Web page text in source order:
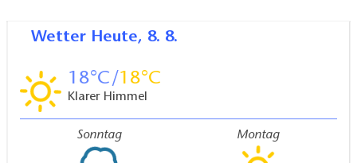
Wetter Heute, 8. 8.
18 18
Klarer Himmel
Sonntag Montag